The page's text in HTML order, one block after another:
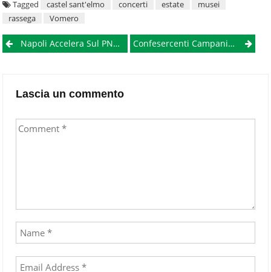
Tagged castel sant'elmo concerti estate
musei
rassega
Vomero
PostNapoli Accelera Sul PNRR: Investito Un Miliardo Di Euro, Cantieri Verso Il Traguardo Confesercenti Campania, Al Via I Saldi Estivi 2026: Giro D’affari Da 800 Milioni Di Euro
Lascia un commento